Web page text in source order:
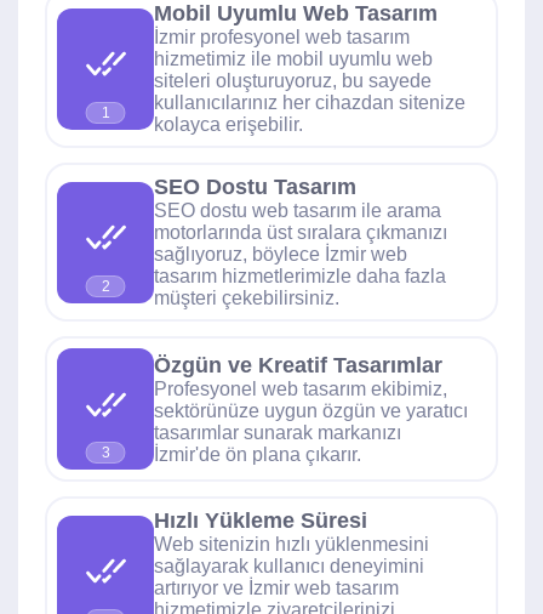
1
Mobil Uyumlu Web Tasarım
İzmir profesyonel web tasarım
hizmetimiz ile mobil uyumlu web
siteleri oluşturuyoruz, bu sayede
kullanıcılarınız her cihazdan sitenize
kolayca erişebilir.
2
SEO Dostu Tasarım
SEO dostu web tasarım ile arama
motorlarında üst sıralara çıkmanızı
sağlıyoruz, böylece İzmir web
tasarım hizmetlerimizle daha fazla
müşteri çekebilirsiniz.
3
Özgün ve Kreatif Tasarımlar
Profesyonel web tasarım ekibimiz,
sektörünüze uygun özgün ve yaratıcı
tasarımlar sunarak markanızı
İzmir'de ön plana çıkarır.
Hızlı Yükleme Süresi
Web sitenizin hızlı yüklenmesini
sağlayarak kullanıcı deneyimini
artırıyor ve İzmir web tasarım
hizmetimizle ziyaretçilerinizi